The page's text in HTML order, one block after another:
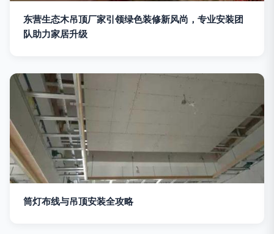
东营生态木吊顶厂家引领绿色装修新风尚，专业安装团
队助力家居升级
筒灯布线与吊顶安装全攻略